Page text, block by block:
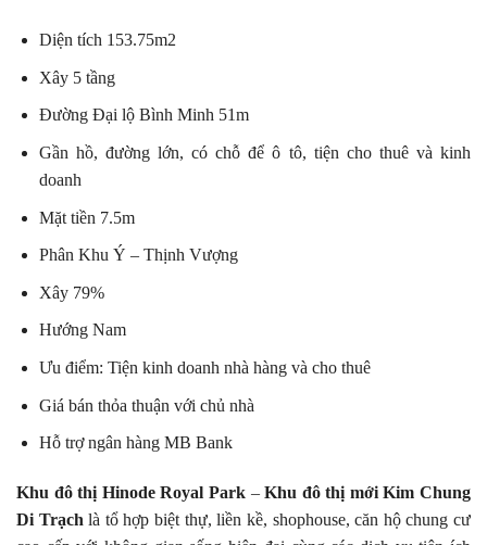
Diện tích 153.75m2
Xây 5 tầng
Đường Đại lộ Bình Minh 51m
Gần hồ, đường lớn, có chỗ để ô tô, tiện cho thuê và kinh
doanh
Mặt tiền 7.5m
Phân Khu Ý – Thịnh Vượng
Xây 79%
Hướng Nam
Ưu điểm: Tiện kinh doanh nhà hàng và cho thuê
Giá bán thỏa thuận với chủ nhà
Hỗ trợ ngân hàng MB Bank
Khu đô thị Hinode Royal Park–Khu đô thị mới Kim Chung
Di Trạchlà tổ hợp biệt thự, liền kề, shophouse, căn hộ chung cư